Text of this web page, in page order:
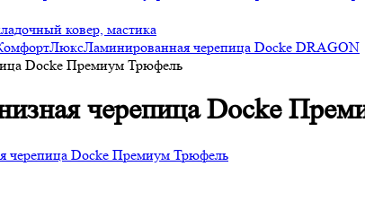
ковер, мастика
ЛюксЛаминированная черепица Docke DRAGON
Docke Премиум Трюфель
черепица Docke